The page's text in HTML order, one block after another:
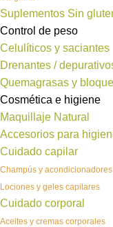
Suplementos Sin
Control de peso
Celulíticos y saciantes
Drenantes /
Quemagrasas y
Cosmética e higiene
Maquillaje Natural
Accesorios para
Cuidado capilar
Champús y acondicionadores
Lociones y geles capilares
Cuidado corporal
Aceites y cremas corporales